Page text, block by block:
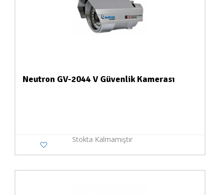
Neutron GV-2044 V Güvenlik Kamerası
Stokta Kalmamıştır